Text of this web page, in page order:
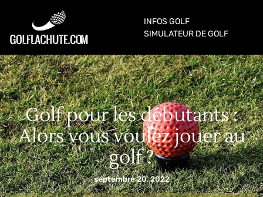
INFOS GOLF
SIMULATEUR DE GOLF
Golf pour les débutants :
Alors vous voulez jouer au
golf ?
septembre 20, 2022